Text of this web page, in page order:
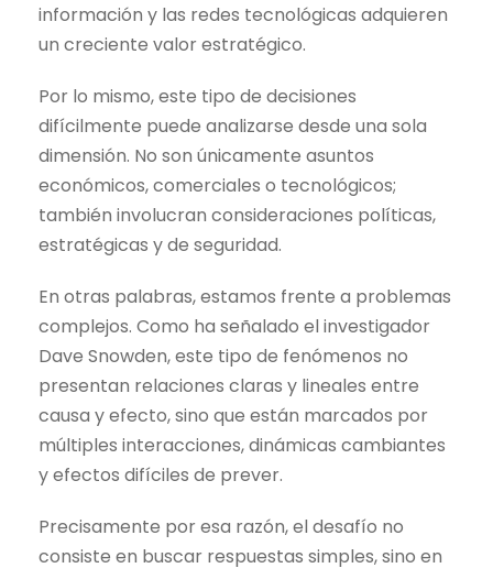
información y las redes tecnológicas adquieren
un creciente valor estratégico.
Por lo mismo, este tipo de decisiones
difícilmente puede analizarse desde una sola
dimensión. No son únicamente asuntos
económicos, comerciales o tecnológicos;
también involucran consideraciones políticas,
estratégicas y de seguridad.
En otras palabras, estamos frente a problemas
complejos. Como ha señalado el investigador
Dave Snowden, este tipo de fenómenos no
presentan relaciones claras y lineales entre
causa y efecto, sino que están marcados por
múltiples interacciones, dinámicas cambiantes
y efectos difíciles de prever.
Precisamente por esa razón, el desafío no
consiste en buscar respuestas simples, sino en